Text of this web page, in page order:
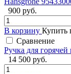
900 руб.
В корзину Купить
Сравнение
Ручка для
14 500 руб.